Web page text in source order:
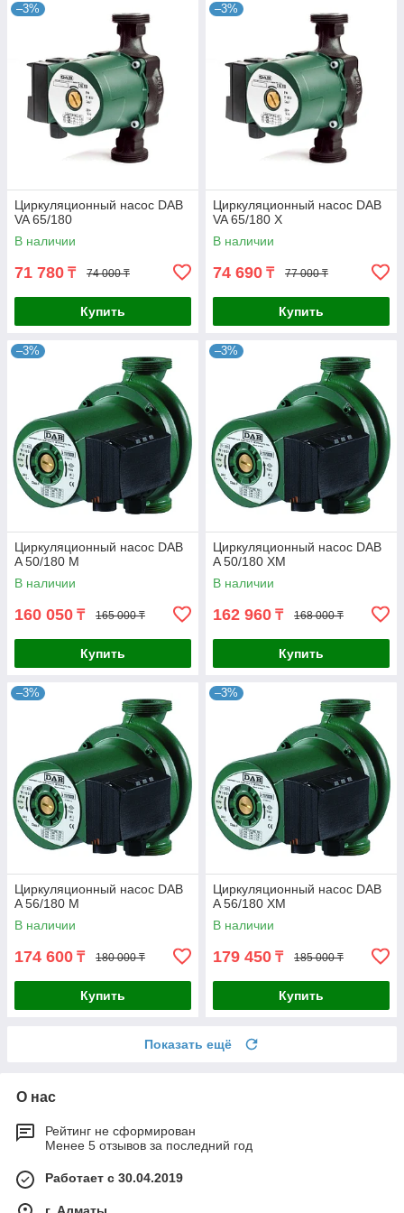
–3%
Циркуляционный насос DAB
VA 65/180
В наличии
71 780 ₸ 74 000 ₸
Купить
–3%
Циркуляционный насос DAB
VA 65/180 X
В наличии
74 690 ₸ 77 000 ₸
Купить
–3%
Циркуляционный насос DAB
A 50/180 M
В наличии
160 050 ₸ 165 000 ₸
Купить
–3%
Циркуляционный насос DAB
A 50/180 XM
В наличии
162 960 ₸ 168 000 ₸
Купить
–3%
Циркуляционный насос DAB
A 56/180 M
В наличии
174 600 ₸ 180 000 ₸
Купить
–3%
Циркуляционный насос DAB
A 56/180 XM
В наличии
179 450 ₸ 185 000 ₸
Купить
Показать ещё
О нас
Рейтинг не сформирован
Менее 5 отзывов за последний год
Работает с 30.04.2019